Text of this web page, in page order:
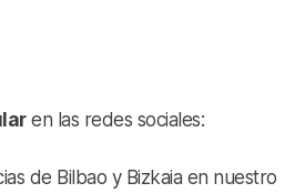
en las redes sociales:
de Bilbao y Bizkaia en nuestro